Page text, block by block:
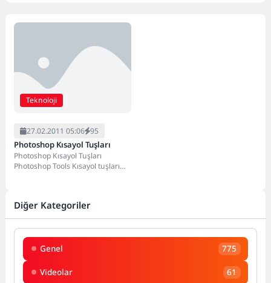
Teknoloji
27.02.2011 05:06 95
Photoshop Kısayol Tuşları
Photoshop Kısayol Tuşları
Photoshop Tools Kısayol tuşları
Tuşları"][/caption] Photshop...
Diğer Kategoriler
Genel 775
Videolar 61